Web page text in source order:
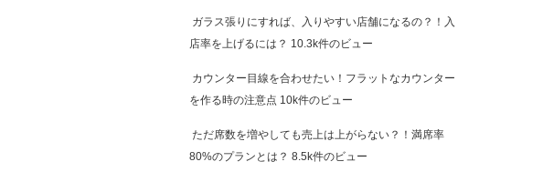
ガラス張りにすれば、入りやすい店舗になるの？！入
店率を上げるには？ 10.3k件のビュー
カウンター目線を合わせたい！フラットなカウンター
を作る時の注意点 10k件のビュー
ただ席数を増やしても売上は上がらない？！満席率
80%のプランとは？ 8.5k件のビュー